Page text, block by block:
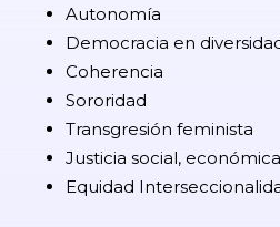
Autonomía
Democracia en
Coherencia
Sororidad
Transgresión feminista
Justicia social,
Equidad